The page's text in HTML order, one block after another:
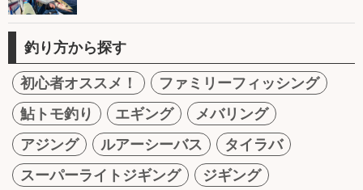
釣り方から探す
初心者オススメ！
ファミリーフィッシング
鮎トモ釣り
エギング
メバリング
アジング
ルアーシーバス
タイラバ
スーパーライトジギング
ジギング